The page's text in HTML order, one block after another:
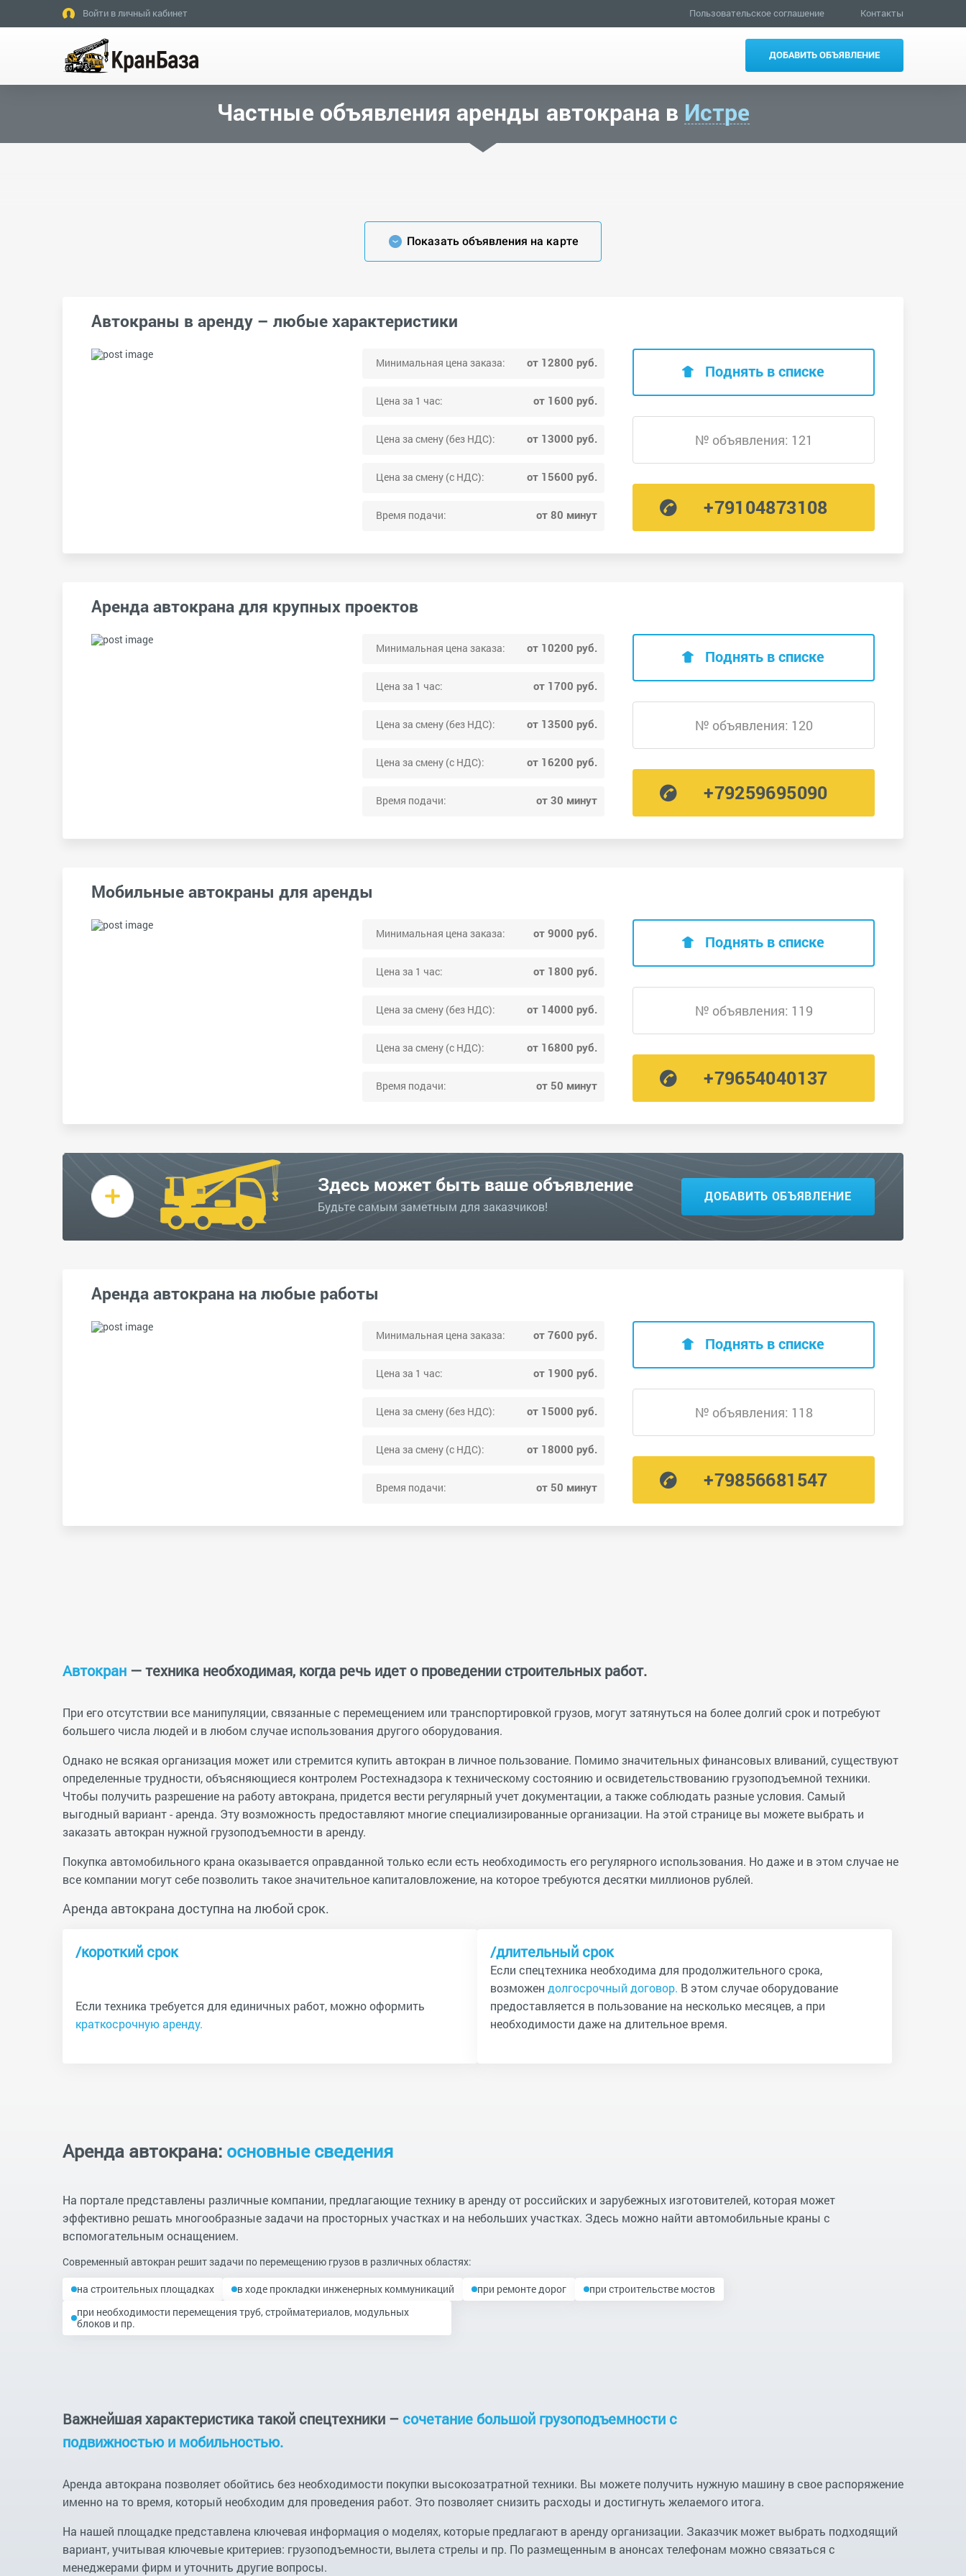
Войти в личный кабинет Пользовательское соглашение Контакты
ДОБАВИТЬ ОБЪЯВЛЕНИЕ
Частные объявления аренды автокрана в Истре
Показать объявления на карте
Автокраны в аренду – любые характеристики
Минимальная цена заказа: от 12800 руб.
Цена за 1 час: от 1600 руб.
Цена за смену (без НДС): от 13000 руб.
Цена за смену (с НДС): от 15600 руб.
Время подачи: от 80 минут
Поднять в списке
№ объявления: 121
+79104873108
Аренда автокрана для крупных проектов
Минимальная цена заказа: от 10200 руб.
Цена за 1 час: от 1700 руб.
Цена за смену (без НДС): от 13500 руб.
Цена за смену (с НДС): от 16200 руб.
Время подачи: от 30 минут
Поднять в списке
№ объявления: 120
+79259695090
Мобильные автокраны для аренды
Минимальная цена заказа: от 9000 руб.
Цена за 1 час: от 1800 руб.
Цена за смену (без НДС): от 14000 руб.
Цена за смену (с НДС): от 16800 руб.
Время подачи: от 50 минут
Поднять в списке
№ объявления: 119
+79654040137
Здесь может быть ваше объявление
Будьте самым заметным для заказчиков!
ДОБАВИТЬ ОБЪЯВЛЕНИЕ
Аренда автокрана на любые работы
Минимальная цена заказа: от 7600 руб.
Цена за 1 час: от 1900 руб.
Цена за смену (без НДС): от 15000 руб.
Цена за смену (с НДС): от 18000 руб.
Время подачи: от 50 минут
Поднять в списке
№ объявления: 118
+79856681547
Автокран — техника необходимая, когда речь идет о проведении строительных работ.
При его отсутствии все манипуляции, связанные с перемещением или транспортировкой грузов, могут затянуться на более долгий срок и потребуют
большего числа людей и в любом случае использования другого оборудования.
Однако не всякая организация может или стремится купить автокран в личное пользование. Помимо значительных финансовых вливаний, существуют
определенные трудности, объясняющиеся контролем Ростехнадзора к техническому состоянию и освидетельствованию грузоподъемной техники.
Чтобы получить разрешение на работу автокрана, придется вести регулярный учет документации, а также соблюдать разные условия. Самый
выгодный вариант - аренда. Эту возможность предоставляют многие специализированные организации. На этой странице вы можете выбрать и
заказать автокран нужной грузоподъемности в аренду.
Покупка автомобильного крана оказывается оправданной только если есть необходимость его регулярного использования. Но даже и в этом случае не
все компании могут себе позволить такое значительное капиталовложение, на которое требуются десятки миллионов рублей.
Аренда автокрана доступна на любой срок.
/короткий срок
Если техника требуется для единичных работ, можно оформить
краткосрочную аренду.
/длительный срок
Если спецтехника необходима для продолжительного срока,
возможен долгосрочный договор. В этом случае оборудование
предоставляется в пользование на несколько месяцев, а при
необходимости даже на длительное время.
Аренда автокрана: основные сведения
На портале представлены различные компании, предлагающие технику в аренду от российских и зарубежных изготовителей, которая может
эффективно решать многообразные задачи на просторных участках и на небольших участках. Здесь можно найти автомобильные краны с
вспомогательным оснащением.
Современный автокран решит задачи по перемещению грузов в различных областях:
на строительных площадках
в ходе прокладки инженерных коммуникаций при ремонте дорог
при строительстве мостов
при необходимости перемещения труб, стройматериалов, модульных
блоков и пр.
Важнейшая характеристика такой спецтехники – сочетание большой грузоподъемности с
подвижностью и мобильностью.
Аренда автокрана позволяет обойтись без необходимости покупки высокозатратной техники. Вы можете получить нужную машину в свое распоряжение
именно на то время, который необходим для проведения работ. Это позволяет снизить расходы и достигнуть желаемого итога.
На нашей площадке представлена ключевая информация о моделях, которые предлагают в аренду организации. Заказчик может выбрать подходящий
вариант, учитывая ключевые критериев: грузоподъемности, вылета стрелы и пр. По размещенным в анонсах телефонам можно связаться с
менеджерами фирм и уточнить другие вопросы.